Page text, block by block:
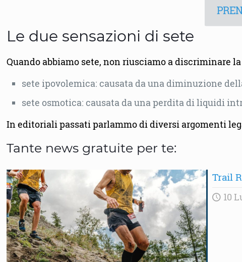
Le due sensazioni di sete
Quando abbiamo sete, non riusciamo a discriminare
sete ipovolemica: causata da una diminuzione
sete osmotica: causata da una perdita di liquidi
In editoriali passati parlammo di diversi argomenti
Tante news gratuite per te:
Trail
10